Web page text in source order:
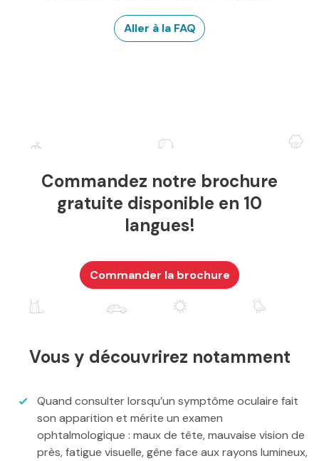
Aller à la FAQ
Commandez notre brochure
gratuite disponible en 10
langues!
Commander la brochure
Vous y découvrirez notamment
Quand consulter lorsqu’un symptôme oculaire fait
son apparition et mérite un examen
ophtalmologique : maux de tête, mauvaise vision de
près, fatigue visuelle, gêne face aux rayons lumineux,